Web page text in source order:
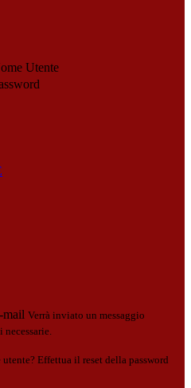
Utente
mail Verrà inviato un messaggio
Effettua il reset della password